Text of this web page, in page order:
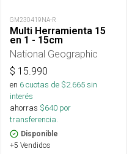
GM230419NA-R
Multi Herramienta 15
en 1 - 15cm
National Geographic
$ 15.990
en 6cuotas de $2.665sin
interés
ahorras $640 por
transferencia.
Disponible
+5 Vendidos